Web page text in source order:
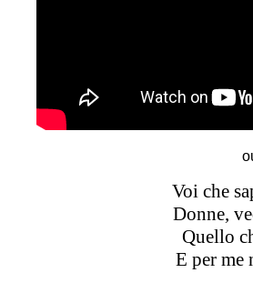
Voi che
Donne,
Quello
E per